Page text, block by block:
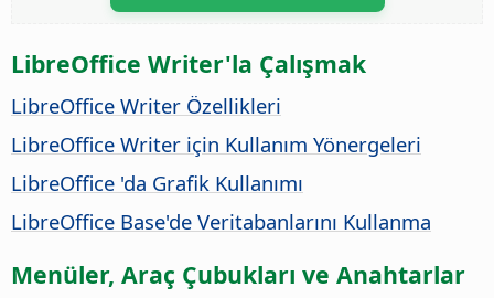
LibreOffice Writer'la Çalışmak
LibreOffice Writer Özellikleri
LibreOffice Writer için Kullanım Yönergeleri
LibreOffice 'da Grafik Kullanımı
LibreOffice Base'de Veritabanlarını Kullanma
Menüler, Araç Çubukları ve Anahtarlar